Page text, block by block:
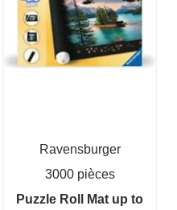
Ravensburger
3000 pièces
Puzzle Roll Mat up to